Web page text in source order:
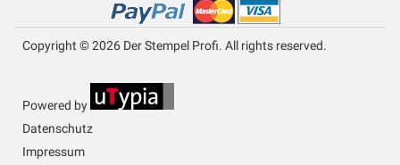
Copyright © 2026 Der Stempel Profi. All rights reserved.
Powered by
Datenschutz
Impressum